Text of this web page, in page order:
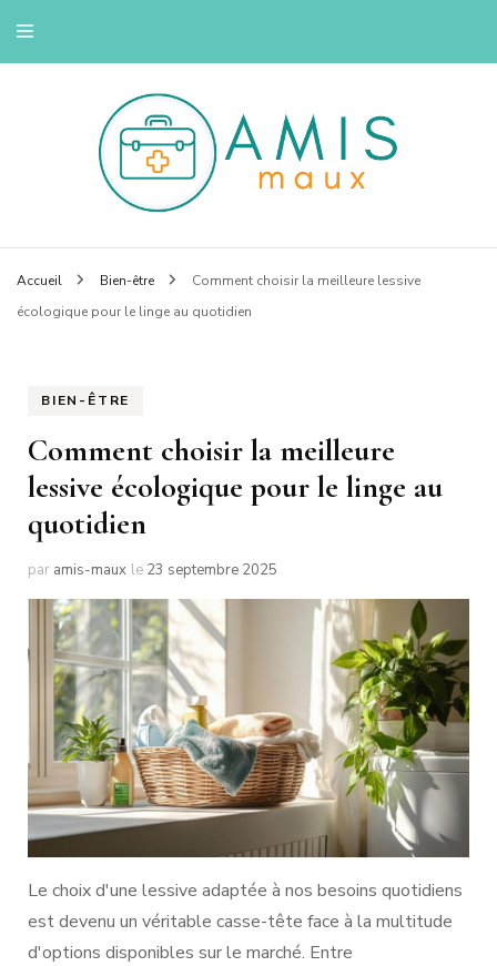
Amis maux
Accueil Bien-être
Comment choisir la meilleure lessive
écologique pour le linge au quotidien
BIEN-ÊTRE
Comment choisir la meilleure
lessive écologique pour le linge au
quotidien
par amis-maux le 23 septembre 2025
Le choix d'une lessive adaptée à nos besoins quotidiens
est devenu un véritable casse-tête face à la multitude
d'options disponibles sur le marché. Entre